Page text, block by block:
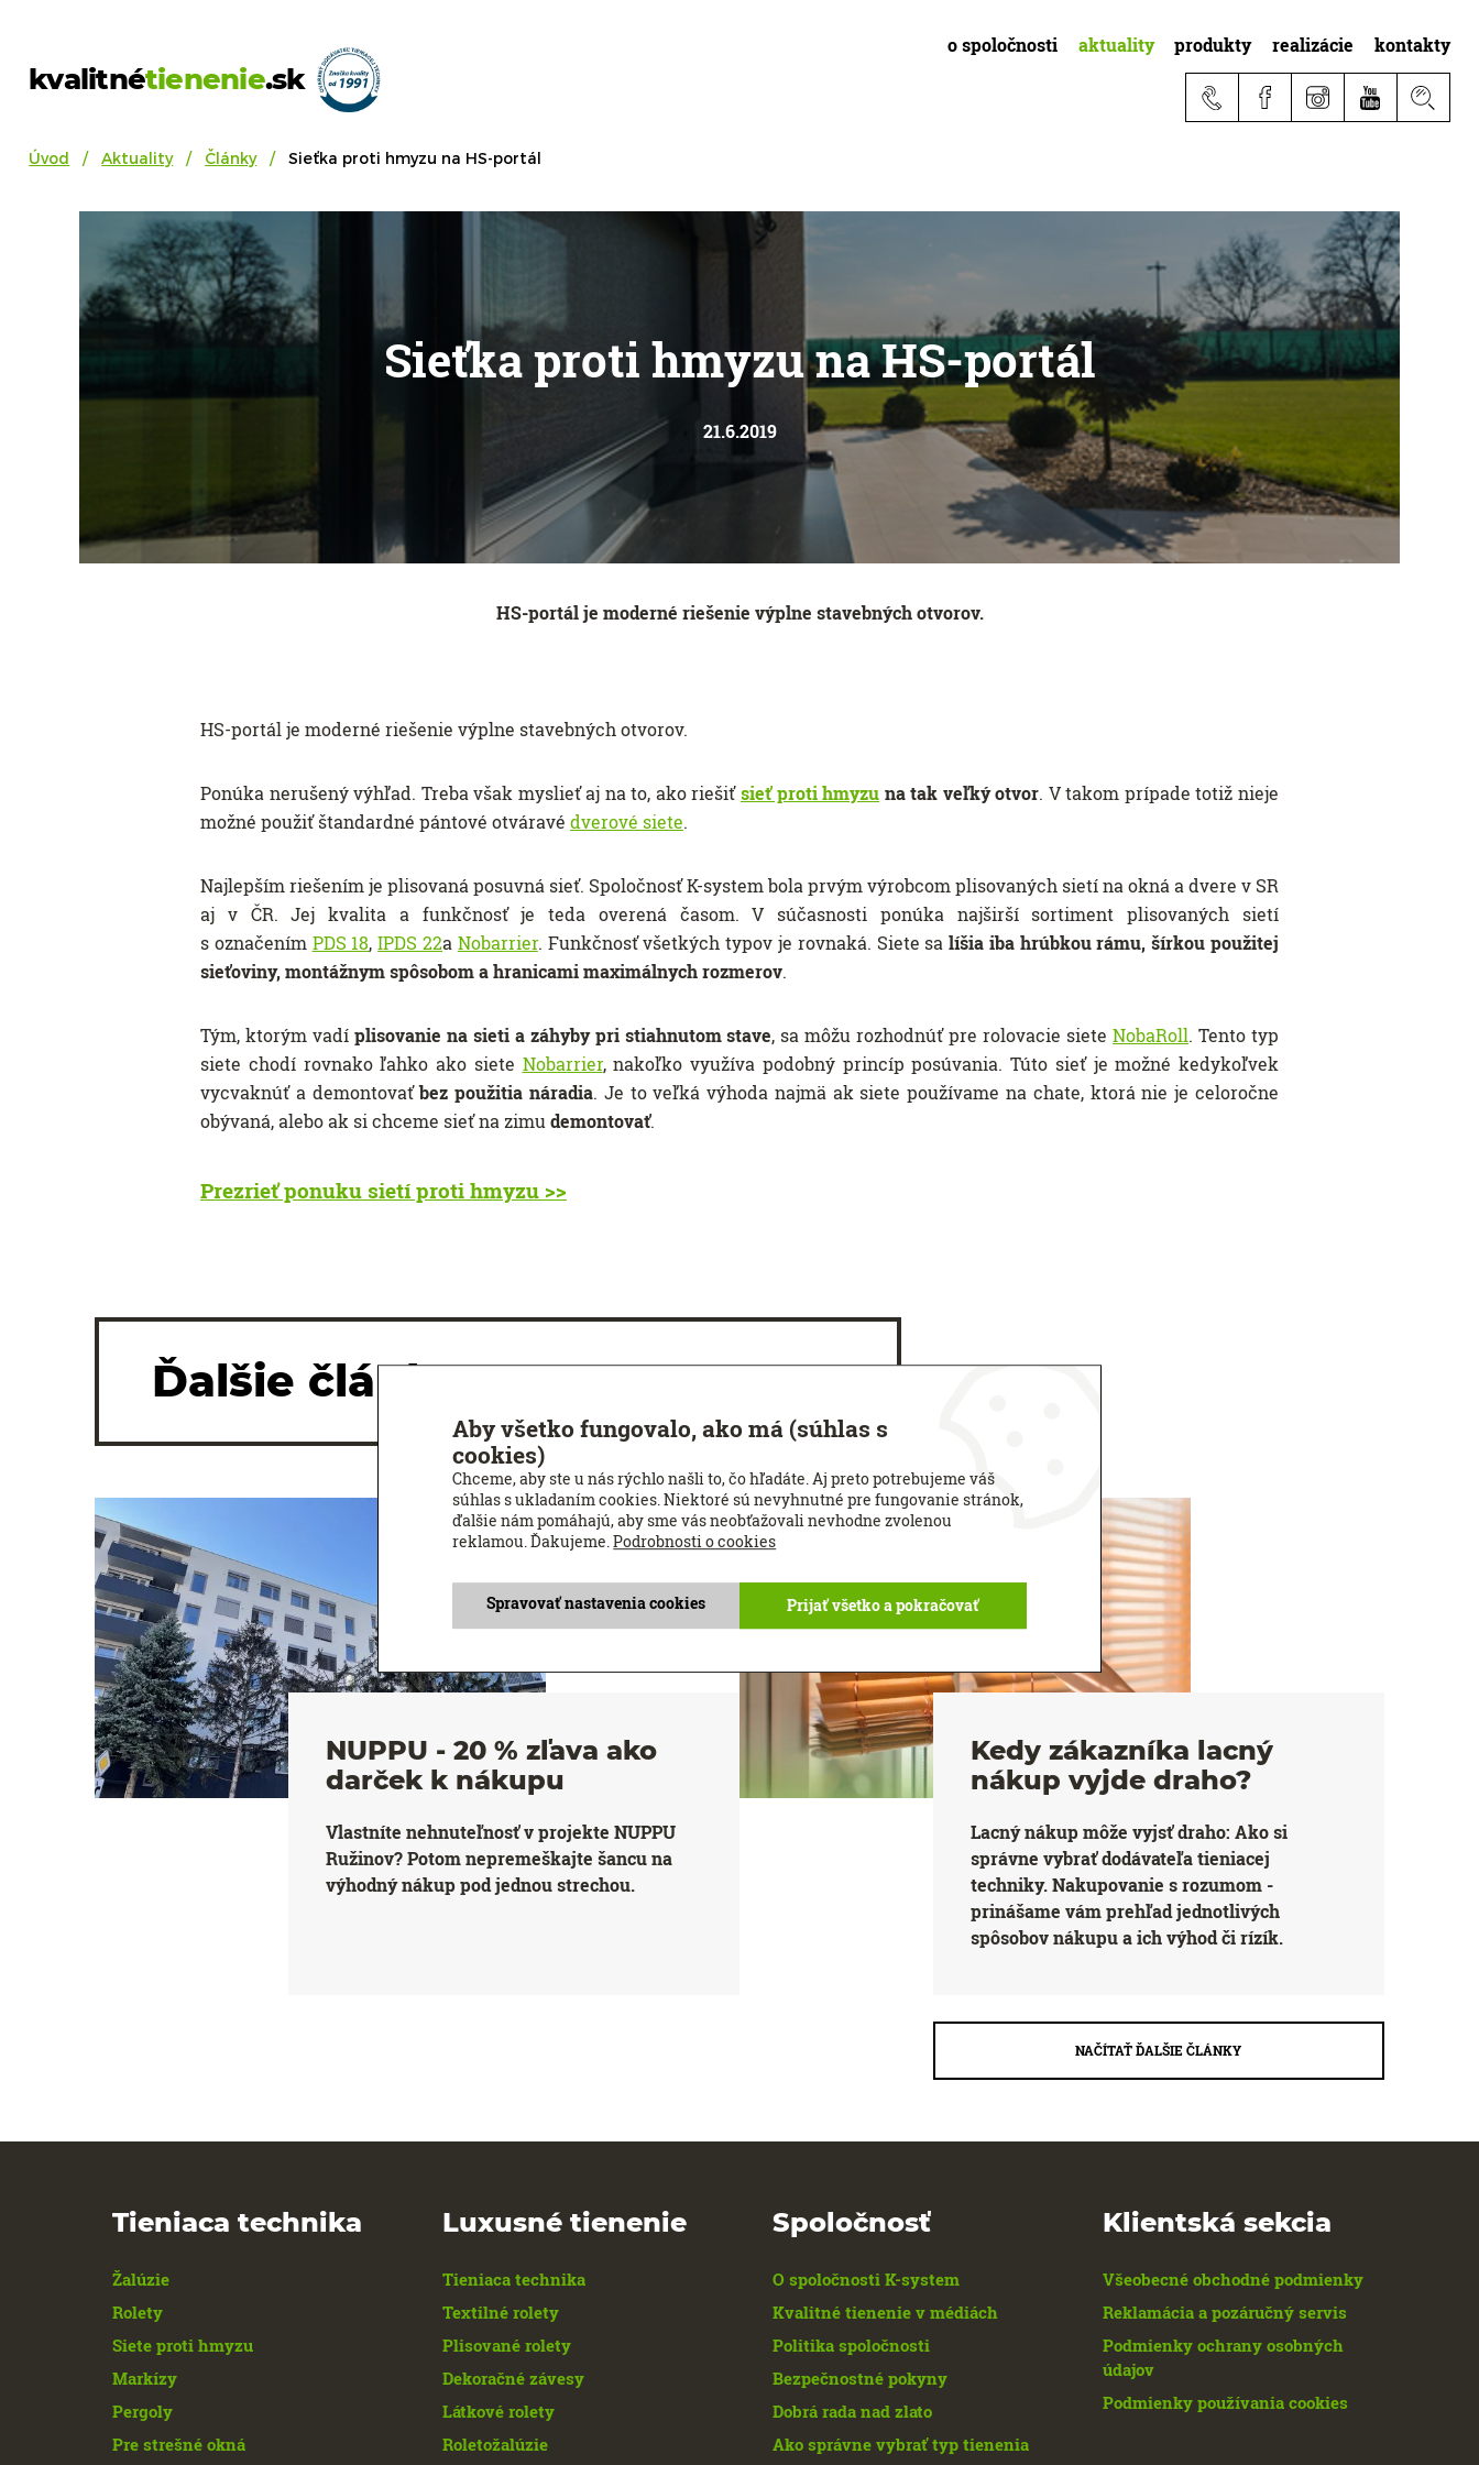
kvalitnétienenie.sk
o spoločnosti aktuality produkty realizácie kontakty
Úvod Aktuality Články Sieťka proti hmyzu na HS-portál
Sieťka proti hmyzu na HS-portál
21.6.2019
HS-portál je moderné riešenie výplne stavebných otvorov.
HS-portál je moderné riešenie výplne stavebných otvorov.
Ponúka nerušený výhľad. Treba však myslieť aj na to, ako riešiť sieť proti hmyzu na tak veľký otvor. V takom prípade totiž nieje
možné použiť štandardné pántové otváravé dverové siete.
Najlepším riešením je plisovaná posuvná sieť. Spoločnosť K-system bola prvým výrobcom plisovaných sietí na okná a dvere v SR
aj v ČR. Jej kvalita a funkčnosť je teda overená časom. V súčasnosti ponúka najširší sortiment plisovaných sietí
s označením PDS 18,IPDS 22a Nobarrier. Funkčnosť všetkých typov je rovnaká. Siete sa líšia iba hrúbkou rámu, šírkou použitej
sieťoviny, montážnym spôsobom a hranicami maximálnych rozmerov.
Tým, ktorým vadí plisovanie na sieti a záhyby pri stiahnutom stave, sa môžu rozhodnúť pre rolovacie sieteNobaRoll. Tento typ
siete chodí rovnako ľahko ako siete Nobarrier, nakoľko využíva podobný princíp posúvania. Túto sieť je možné kedykoľvek
vycvaknúť a demontovaťbez použitia náradia. Je to veľká výhoda najmä ak siete používame na chate, ktorá nie je celoročne
obývaná, alebo ak si chceme sieť na zimu demontovať.
Prezrieť ponuku sietí proti hmyzu >>
Ďalšie články
NUPPU - 20 % zľava ako
darček k nákupu
Vlastníte nehnuteľnosť v projekte NUPPU
Ružinov? Potom nepremeškajte šancu na
výhodný nákup pod jednou strechou.
Kedy zákazníka lacný
nákup vyjde draho?
Lacný nákup môže vyjsť draho: Ako si
správne vybrať dodávateľa tieniacej
techniky. Nakupovanie s rozumom -
prinášame vám prehľad jednotlivých
spôsobov nákupu a ich výhod či rízík.
NAČÍTAŤ ĎALŠIE ČLÁNKY
Tieniaca technika
Žalúzie
Rolety
Siete proti hmyzu
Markízy
Pergoly
Pre strešné okná
Luxusné tienenie
Tieniaca technika
Textilné rolety
Plisované rolety
Dekoračné závesy
Látkové rolety
Roletožalúzie
Spoločnosť
O spoločnosti K-system
Kvalitné tienenie v médiách
Politika spoločnosti
Bezpečnostné pokyny
Dobrá rada nad zlato
Ako správne vybrať typ tienenia
Klientská sekcia
Všeobecné obchodné podmienky
Reklamácia a pozáručný servis
Podmienky ochrany osobných
údajov
Podmienky používania cookies
Aby všetko fungovalo, ako má (súhlas s
cookies)
Chceme, aby ste u nás rýchlo našli to, čo hľadáte. Aj preto potrebujeme váš
súhlas s ukladaním cookies. Niektoré sú nevyhnutné pre fungovanie stránok,
ďalšie nám pomáhajú, aby sme vás neobťažovali nevhodne zvolenou
reklamou. Ďakujeme.Podrobnosti o cookies
Spravovať nastavenia cookies Prijať všetko a pokračovať